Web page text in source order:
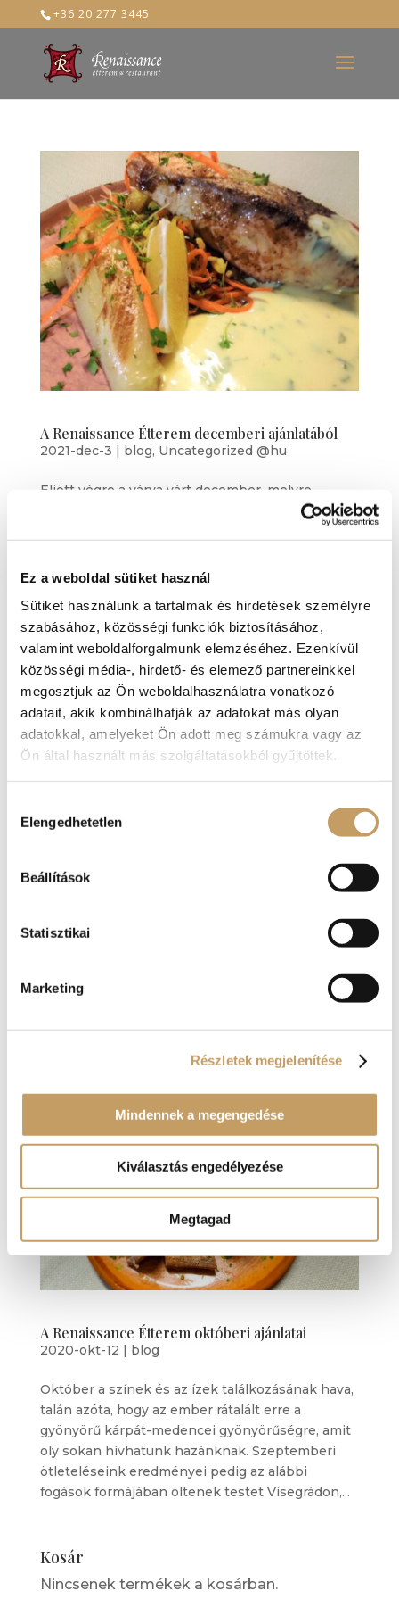
Ez a weboldal sütiket használ
Sütiket használunk a tartalmak és hirdetések személyre
szabásához, közösségi funkciók biztosításához,
valamint weboldalforgalmunk elemzéséhez. Ezenkívül
közösségi média-, hirdető- és elemező partnereinkkel
megosztjuk az Ön weboldalhasználatra vonatkozó
adatait, akik kombinálhatják az adatokat más olyan
adatokkal, amelyeket Ön adott meg számukra vagy az
Ön által használt más szolgáltatásokból gyűjtöttek.
kiválasztása
Elengedhetetlen
Beállítások
Statisztikai
Marketing
Részletek megjelenítése
Mindennek a megengedése
Kiválasztás engedélyezése
Megtagad
+36 20 277 3445
A Renaissance Étterem decemberi ajánlatából
2021-dec-3 | blog, Uncategorized @hu
Eljött végre a várva várt december, melyre
természetesen kiválóbbnál kiválóbb fogásokkal
eleganciával és fondorlattal, mint a hal! Lazacfilé
A Renaissance Étterem őszi finomságaiból
Vitathatatlanul és visszafordíthatatlanul ősz lett.
már a Kőszívű ember fiait tavaly ilyenkorról, s
erdőt. Alábbi gondolataink...
A Renaissance Étterem októberi ajánlatai
2020-okt-12 | blog
Október a színek és az ízek találkozásának hava,
talán azóta, hogy az ember rátalált erre a
gyönyörű kárpát-medencei gyönyörűségre, amit
oly sokan hívhatunk hazánknak. Szeptemberi
ötleteléseink eredményei pedig az alábbi
fogások formájában öltenek testet Visegrádon,...
Kosár
Nincsenek termékek a kosárban.